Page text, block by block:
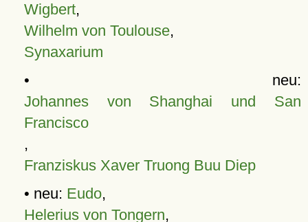
Wigbert,
Wilhelm von Toulouse,
Synaxarium
• neu:
Johannes von Shanghai und San
Francisco
,
Franziskus Xaver Truong Buu Diep
• neu: Eudo,
Helerius von Tongern,